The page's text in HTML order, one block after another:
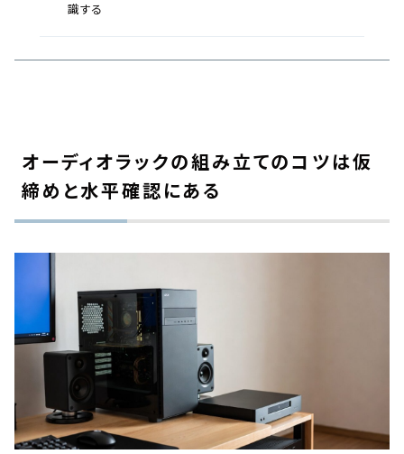
識する
オーディオラックの組み立てのコツは仮
締めと水平確認にある